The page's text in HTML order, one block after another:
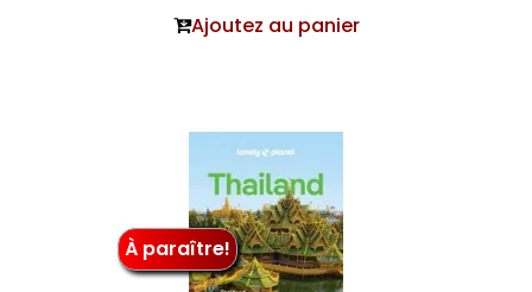
Ajoutez au panier
À paraître!